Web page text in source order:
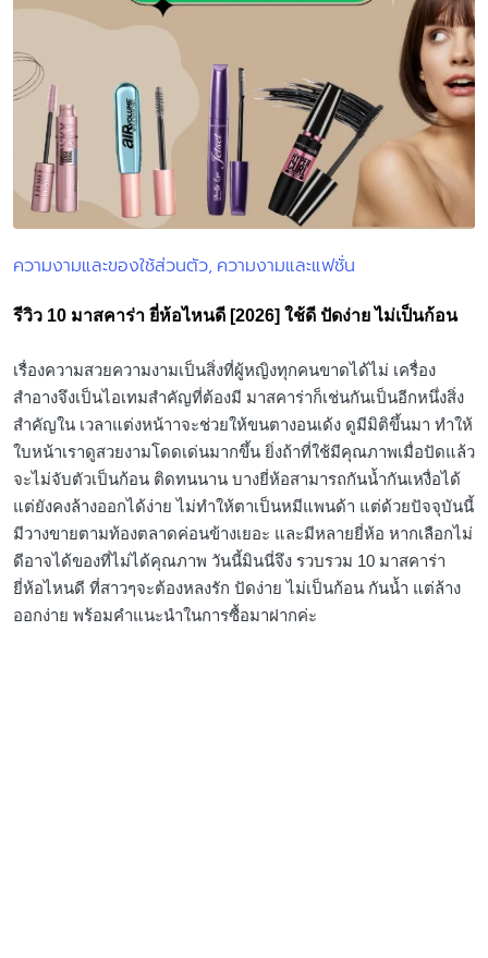
Posted
ความงามและของใช้ส่วนตัว ความงามและแฟชั่น
รีวิว 10 มาสคาร่า ยี่ห้อไหนดี [2026] ใช้ดี ปัดง่าย ไม่เป็นก้อน
เรื่องความสวยความงามเป็นสิ่งที่ผู้หญิงทุกคนขาดได้ไม่ เครื่อง
สำอางจึงเป็นไอเทมสำคัญที่ต้องมี มาสคาร่าก็เช่นกันเป็นอีกหนึ่งสิ่ง
สำคัญใน เวลาแต่งหน้าาจะช่วยให้ขนตางอนเด้ง ดูมีมิติขึ้นมา ทำให้
ใบหน้าเราดูสวยงามโดดเด่นมากขึ้น ยิ่งถ้าที่ใช้มีคุณภาพเมื่อปัดแล้ว
จะไม่จับตัวเป็นก้อน ติดทนนาน บางยี่ห้อสามารถกันน้ำกันเหงื่อได้
แต่ยังคงล้างออกได้ง่าย ไม่ทำให้ตาเป็นหมีแพนด้า แต่ด้วยปัจจุบันนี้
มีวางขายตามท้องตลาดค่อนข้างเยอะ และมีหลายยี่ห้อ หากเลือกไม่
ดีอาจได้ของที่ไม่ได้คุณภาพ วันนี้มินนี่จึง รวบรวม 10 มาสคาร่า
ยี่ห้อไหนดี ที่สาวๆจะต้องหลงรัก ปัดง่าย ไม่เป็นก้อน กันน้ำ แต่ล้าง
ออกง่าย พร้อมคำแนะนำในการซื้อมาฝากค่ะ